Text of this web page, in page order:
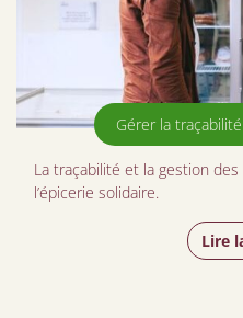
Gérer la
La traçabilité et la gestion
l’épicerie solidaire.
Lire